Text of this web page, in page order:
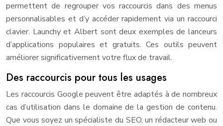
permettent de regrouper vos raccourcis dans des menus
personnalisables et d’y accéder rapidement via un raccourci
clavier. Launchy et Albert sont deux exemples de lanceurs
d’applications populaires et gratuits. Ces outils peuvent
améliorer significativement votre flux de travail.
Des raccourcis pour tous les usages
Les raccourcis Google peuvent être adaptés à de nombreux
cas d’utilisation dans le domaine de la gestion de contenu.
Que vous soyez un spécialiste du SEO, un rédacteur web ou